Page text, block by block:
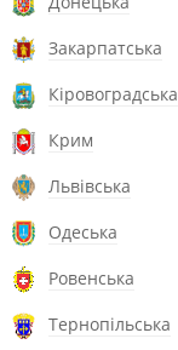
Закарпатська
Кіровоградська
Крим
Львівська
Одеська
Ровенська
Тернопільська